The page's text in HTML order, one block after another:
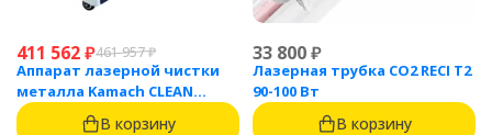
411 562₽461 957₽
Аппарат лазерной чистки
металла Kamach CLEAN
1500BW
В корзину
33 800₽
Лазерная трубка CO2 RECI T2
90-100 Вт
В корзину